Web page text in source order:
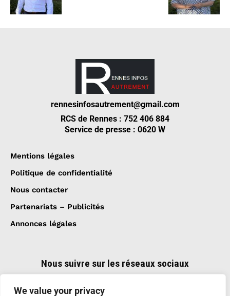
We value your privacy
rennesinfosautrement@gmail.com
RCS de Rennes : 752 406 884
Service de presse : 0620 W
Mentions légales
Politique de confidentialité
Nous contacter
Partenariats – Publicités
Annonces légales
Nous suivre sur les réseaux sociaux